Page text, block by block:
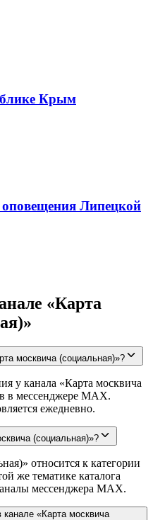
Крым
Липецкой
«Карта
москвича (социальная)»?
у канала «Карта москвича
в мессенджере MAX.
ежедневно.
(социальная)»?
относится к категории
же тематике каталога
мессенджера MAX.
«Карта москвича